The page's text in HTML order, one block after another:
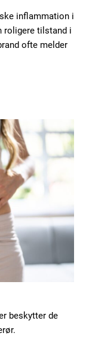
inflammation i
roligere tilstand i
ofte melder
beskytter de